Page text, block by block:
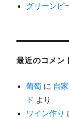
グリーンピ
最近のコメン
葡萄 に 自
ド より
ワイン作り